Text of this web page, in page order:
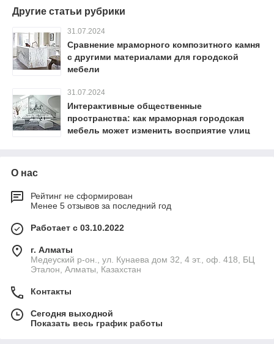
Другие статьи рубрики
31.07.2024
Сравнение мраморного композитного камня
с другими материалами для городской
мебели
31.07.2024
Интерактивные общественные
пространства: как мраморная городская
мебель может изменить восприятие улиц
О нас
Рейтинг не сформирован
Менее 5 отзывов за последний год
Работает с 03.10.2022
г. Алматы
Медеуский р-он., ул. Кунаева дом 32, 4 эт., оф. 418, БЦ
Эталон, Алматы, Казахстан
Контакты
Сегодня выходной
Показать весь график работы